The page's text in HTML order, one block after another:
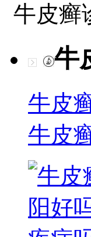
牛皮癣
牛
牛皮
牛皮